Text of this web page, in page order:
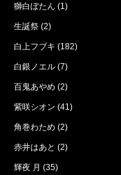
獅白ぼたん (1)
生誕祭 (2)
白上フブキ (182)
白銀ノエル (7)
百鬼あやめ (2)
紫咲シオン (41)
角巻わため (2)
赤井はあと (2)
輝夜 月 (35)